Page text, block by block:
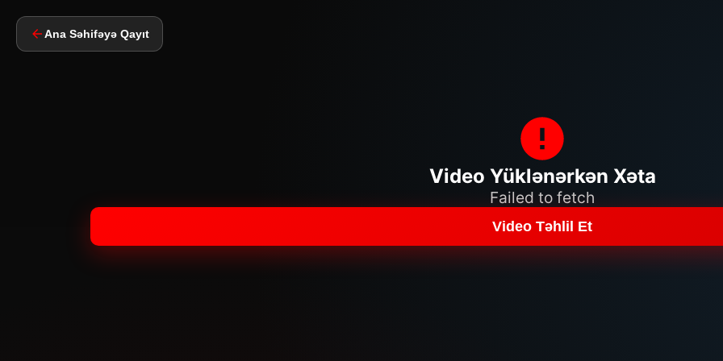
Ana Səhifəyə Qayıt
Video Yüklənərkən Xəta
Failed to fetch
Video Təhlil Et